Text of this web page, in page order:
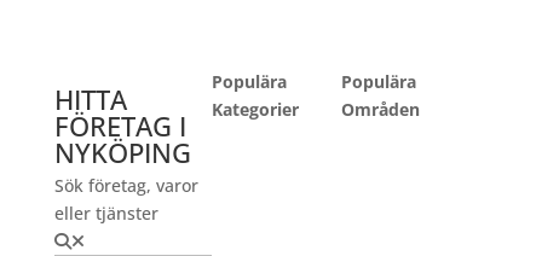
HITTA
FÖRETAG I
NYKÖPING
Sök företag, varor
eller tjänster
Populära
Kategorier
Populära
Områden